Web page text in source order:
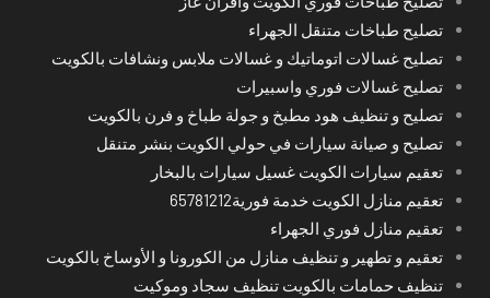
تصليح طباخات متنقل الجهراء
تصليح غسالات اتوماتيك و غسالات ملابس ونشافات بالكويت
تصليح غسالات فوري واسبيرات
تصليح و تنظيف هود مطبخ و جولة طباخ و فرن بالكويت
تصليح و صيانة سيارات في حولي الكويت بنشر متنقل
تعقيم سيارات الكويت غسيل سيارات بالبخار
تعقيم منازل الكويت خدمة فورية65781212
تعقيم منازل فوري الجهراء
تعقيم و تطهير و تنظيف منازل من الكورونا و الأوساخ بالكويت
تنظيف حمامات بالكويت تنظيف سجاد وموكيت